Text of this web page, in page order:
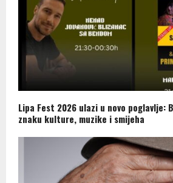
Lipa Fest 2026 ulazi u novo poglavlje:
znaku kulture, muzike i smijeha